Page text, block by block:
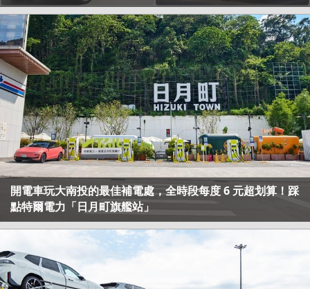
開電車玩大南投的最佳補電處，全時段每度 6 元超划算！踩
點特爾電力「日月町旗艦站」